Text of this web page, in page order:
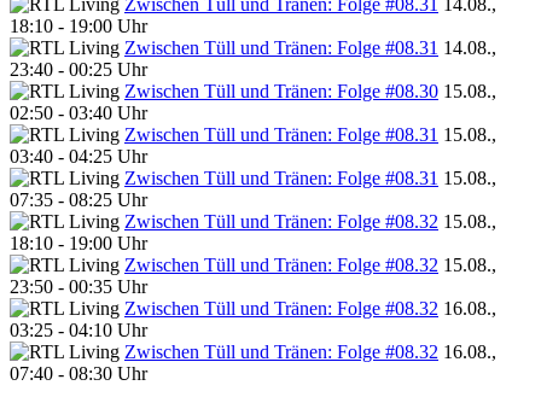
18:10 - 19:00 Uhr
Zwischen Tüll und Tränen: Folge #08.31 14.08.,
23:40 - 00:25 Uhr
Zwischen Tüll und Tränen: Folge #08.30 15.08.,
02:50 - 03:40 Uhr
Zwischen Tüll und Tränen: Folge #08.31 15.08.,
03:40 - 04:25 Uhr
Zwischen Tüll und Tränen: Folge #08.31 15.08.,
07:35 - 08:25 Uhr
Zwischen Tüll und Tränen: Folge #08.32 15.08.,
18:10 - 19:00 Uhr
Zwischen Tüll und Tränen: Folge #08.32 15.08.,
23:50 - 00:35 Uhr
Zwischen Tüll und Tränen: Folge #08.32 16.08.,
03:25 - 04:10 Uhr
Zwischen Tüll und Tränen: Folge #08.32 16.08.,
07:40 - 08:30 Uhr